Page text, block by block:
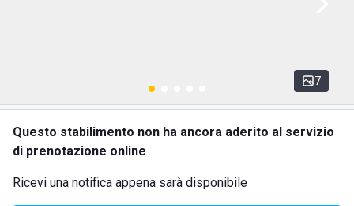
7
Questo stabilimento non ha ancora aderito al servizio
di prenotazione online
Ricevi una notifica appena sarà disponibile